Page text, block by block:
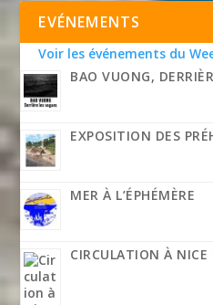
EVÉNEMENTS
Voir les événements du
BAO VUONG,
EXPOSITION DES
MER À L’ÉPHÉMÈRE
CIRCULATION À